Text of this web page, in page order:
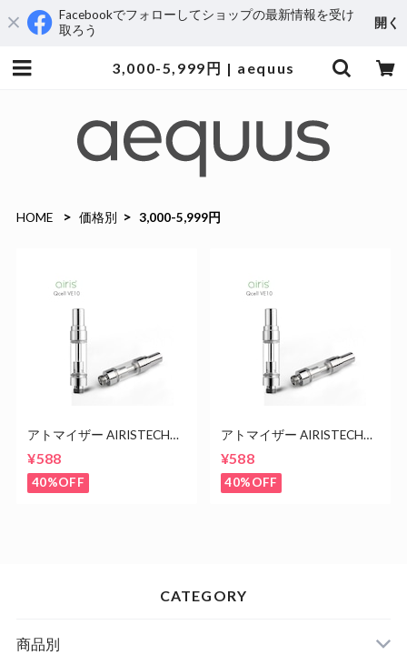
Facebookでフォローしてショップの最新情報を受け
取ろう
開く
3,000-5,999円 | aequus
HOME 価格別 3,000-5,999円
アトマイザー AIRISTECH
レス カートリッジ
¥588
40%OFF
アトマイザー AIRISTECH
レス カートリッジ
¥588
40%OFF
CATEGORY
商品別